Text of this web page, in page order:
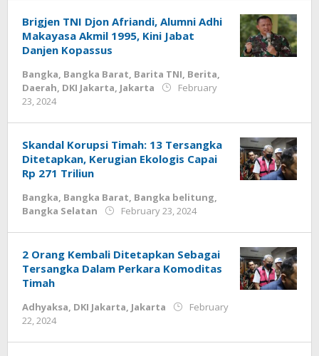
Brigjen TNI Djon Afriandi, Alumni Adhi
Makayasa Akmil 1995, Kini Jabat
Danjen Kopassus
Bangka, Bangka Barat, Barita TNI, Berita,
Daerah, DKI Jakarta, Jakarta
February
23, 2024
Skandal Korupsi Timah: 13 Tersangka
Ditetapkan, Kerugian Ekologis Capai
Rp 271 Triliun
Bangka, Bangka Barat, Bangka belitung,
Bangka Selatan
February 23, 2024
2 Orang Kembali Ditetapkan Sebagai
Tersangka Dalam Perkara Komoditas
Timah
Adhyaksa, DKI Jakarta, Jakarta
February
22, 2024